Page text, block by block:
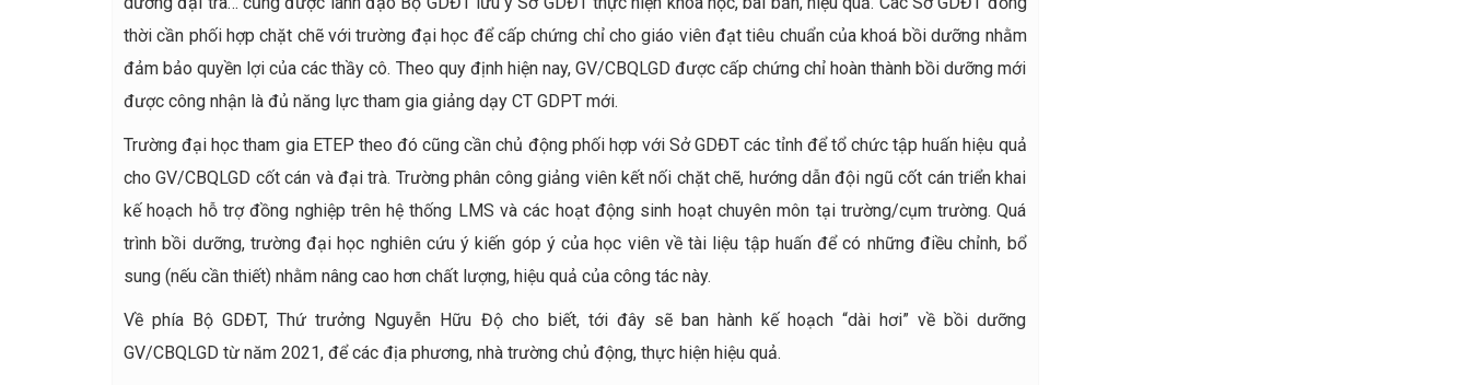
thời cần phối hợp chặt chẽ với trường đại học để cấp chứng chỉ cho giáo viên đạt tiêu chuẩn của khoá bồi dưỡng nhằm
đảm bảo quyền lợi của các thầy cô. Theo quy định hiện nay, GV/CBQLGD được cấp chứng chỉ hoàn thành bồi dưỡng mới
được công nhận là đủ năng lực tham gia giảng dạy CT GDPT mới.
Trường đại học tham gia ETEP theo đó cũng cần chủ động phối hợp với Sở GDĐT các tỉnh để tổ chức tập huấn hiệu quả
cho GV/CBQLGD cốt cán và đại trà. Trường phân công giảng viên kết nối chặt chẽ, hướng dẫn đội ngũ cốt cán triển khai
kế hoạch hỗ trợ đồng nghiệp trên hệ thống LMS và các hoạt động sinh hoạt chuyên môn tại trường/cụm trường. Quá
trình bồi dưỡng, trường đại học nghiên cứu ý kiến góp ý của học viên về tài liệu tập huấn để có những điều chỉnh, bổ
sung (nếu cần thiết) nhằm nâng cao hơn chất lượng, hiệu quả của công tác này.
Về phía Bộ GDĐT, Thứ trưởng Nguyễn Hữu Độ cho biết, tới đây sẽ ban hành kế hoạch “dài hơi” về bồi dưỡng
GV/CBQLGD từ năm 2021, để các địa phương, nhà trường chủ động, thực hiện hiệu quả.